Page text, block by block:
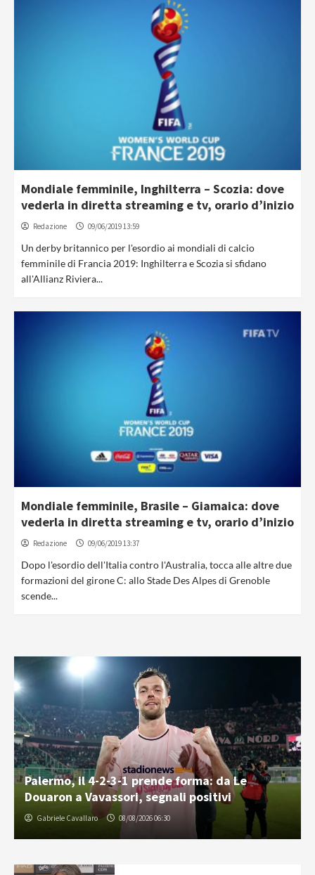
Mondiale femminile, Inghilterra – Scozia: dove
vederla in diretta streaming e tv, orario d’inizio
Redazione 09/06/2019 13:59
Un derby britannico per l'esordio ai mondiali di calcio
femminile di Francia 2019: Inghilterra e Scozia si sfidano
all'Allianz Riviera...
Mondiale femminile, Brasile – Giamaica: dove
vederla in diretta streaming e tv, orario d’inizio
Redazione 09/06/2019 13:37
Dopo l'esordio dell'Italia contro l'Australia, tocca alle altre due
formazioni del girone C: allo Stade Des Alpes di Grenoble
scende...
Palermo, il 4-2-3-1 prende forma: da Le
Douaron a Vavassori, segnali positivi
Gabriele Cavallaro 08/08/2026 06:30